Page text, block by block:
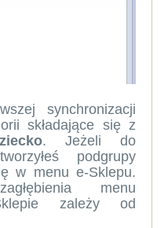
synchronizacji
składające się z
. Jeżeli do
podgrupy
w menu e-Sklepu.
menu
zależy od